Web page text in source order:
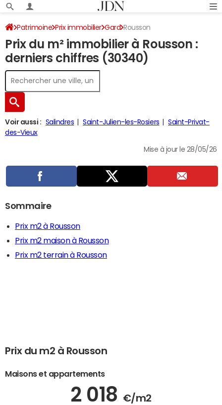
Patrimoine Prix immobilier Gard Rousson
Prix du m² immobilier à Rousson :
derniers chiffres (30340)
Voir aussi : Salindres Saint-Julien-les-Rosiers
Saint-Privat-
des-Vieux
Mise à jour le 28/05/26
Sommaire
Prix m2 à Rousson
Prix m2 maison à Rousson
Prix m2 terrain à Rousson
Prix du m2 à Rousson
Maisons et appartements
2 018 €/m2